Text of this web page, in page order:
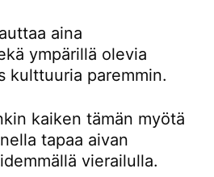
aina
ympärillä olevia
kulttuuria paremmin.
kaiken tämän myötä
tapaa aivan
vierailulla.